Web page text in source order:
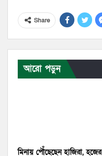
Share
আরো পড়ুন
মিনায় পৌঁছেছেন হাজিরা, হজের